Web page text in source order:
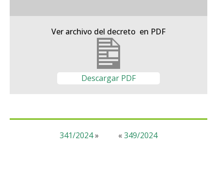
Ver archivo del decreto en PDF
Descargar PDF
«349/2024
341/2024»